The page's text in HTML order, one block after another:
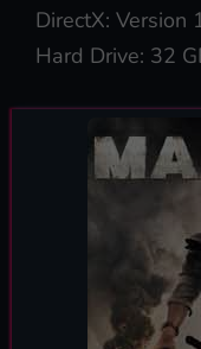
DirectX: Version
Hard Drive: 32